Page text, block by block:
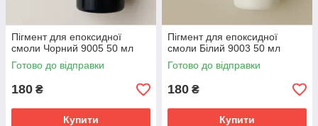
Пігмент для епоксидної
смоли Чорний 9005 50 мл
Готово до відправки
180 ₴
Купити
Пігмент для епоксидної
смоли Білий 9003 50 мл
Готово до відправки
180 ₴
Купити